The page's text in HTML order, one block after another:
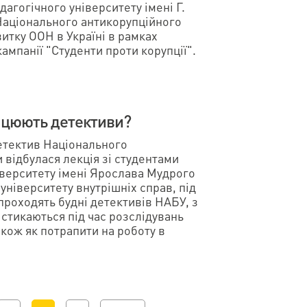
університету імені Г.
антикорупційного
ООН в Україні в рамках
"Студенти проти корупції".
детективи?
Національного
лекція зі студентами
імені Ярослава Мудрого
внутрішніх справ, під
будні детективів НАБУ, з
під час розслідувань
як потрапити на роботу в